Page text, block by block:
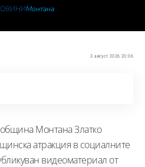
Монтана
3 август 2026 20:06
Монтана Златко
атракция в социалните
видеоматериал от